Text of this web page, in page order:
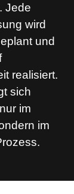
Jede
wird
und
realisiert.
sich
im
im